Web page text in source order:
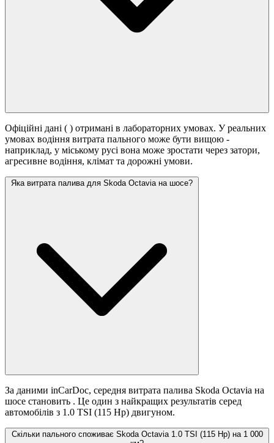
Офіційні дані ( ) отримані в лабораторних умовах. У реальних
умовах водіння витрата пального може бути вищою -
наприклад, у міському русі вона може зростати через затори,
агресивне водіння, клімат та дорожні умови.
Яка витрата палива для Skoda Octavia на шосе?
За даними inCarDoc, середня витрата палива Skoda Octavia на
шосе становить . Це один з найкращих результатів серед
автомобілів з 1.0 TSI (115 Hp) двигуном.
Скільки пального споживає Skoda Octavia 1.0 TSI (115 Hp) на 1 000